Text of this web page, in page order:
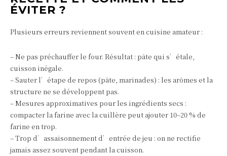
ÉVITER ?
Plusieurs erreurs reviennent souvent en cuisine amateur :
– Ne pas préchauffer le four. Résultat : pâte qui s’étale,
cuisson inégale.
– Sauter l’étape de repos (pâte, marinades) : les arômes et la
structure ne se développent pas.
– Mesures approximatives pour les ingrédients secs :
compacter la farine avec la cuillère peut ajouter 10–20 % de
farine en trop.
– Trop d’assaisonnement d’entrée de jeu : on ne rectifie
jamais assez souvent pendant la cuisson.